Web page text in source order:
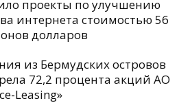
проекты по улучшению
интернета стоимостью 56
долларов
из Бермудских островов
72,2 процента акций АО
Leasing»